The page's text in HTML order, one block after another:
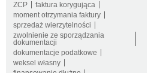
ZCP
faktura korygująca
moment otrzymania faktury
sprzedaż wierzytelności
zwolnienie ze sporządzania
dokumentacji
dokumentacje podatkowe
weksel własny